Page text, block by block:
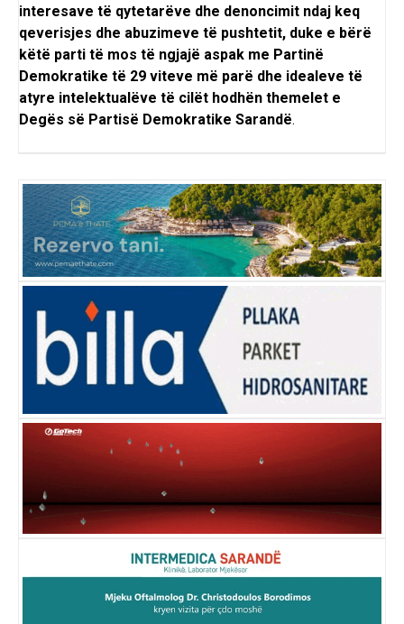
interesave të qytetarëve dhe denoncimit ndaj keq
qeverisjes dhe abuzimeve të pushtetit, duke e bërë
këtë parti të mos të ngjajë aspak me Partinë
Demokratike të 29 viteve më parë dhe idealeve të
atyre intelektualëve të cilët hodhën themelet e
Degës së Partisë Demokratike Sarandë.